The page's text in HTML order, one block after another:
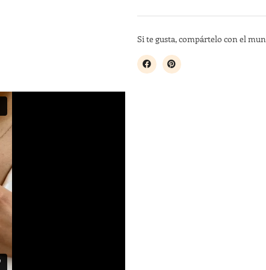
Si te gusta, compártelo con el